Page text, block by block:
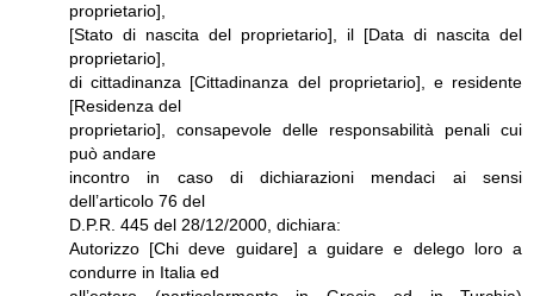
proprietario],
[Stato di nascita del proprietario], il [Data di nascita del
proprietario],
di cittadinanza [Cittadinanza del proprietario], e residente
[Residenza del
proprietario], consapevole delle responsabilità penali cui
può andare
incontro in caso di dichiarazioni mendaci ai sensi
dell’articolo 76 del
D.P.R. 445 del 28/12/2000, dichiara:
Autorizzo [Chi deve guidare] a guidare e delego loro a
condurre in Italia ed